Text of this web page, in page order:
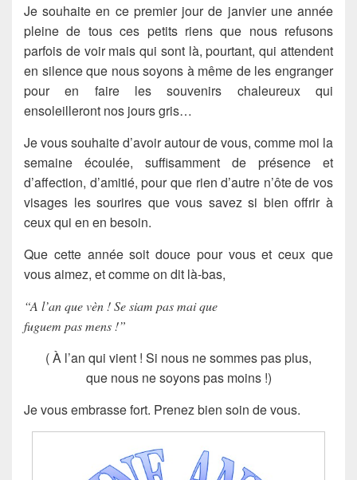
Je souhaite en ce premier jour de janvier une année
pleine de tous ces petits riens que nous refusons
parfois de voir mais qui sont là, pourtant, qui attendent
en silence que nous soyons à même de les engranger
pour en faire les souvenirs chaleureux qui
ensoleilleront nos jours gris…
Je vous souhaite d’avoir autour de vous, comme moi la
semaine écoulée, suffisamment de présence et
d’affection, d’amitié, pour que rien d’autre n’ôte de vos
visages les sourires que vous savez si bien offrir à
ceux qui en en besoin.
Que cette année soit douce pour vous et ceux que
vous aimez, et comme on dit là-bas,
“A l’an que vèn ! Se siam pas mai que
fuguem pas mens !”
( À l’an qui vient ! Si nous ne sommes pas plus,
que nous ne soyons pas moins !)
Je vous embrasse fort. Prenez bien soin de vous.